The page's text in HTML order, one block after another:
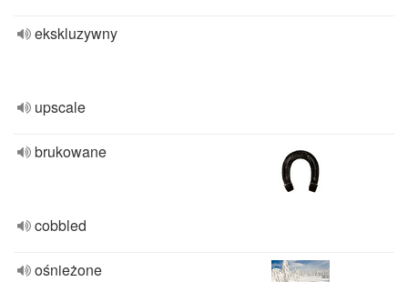
ekskluzywny
upscale
brukowane
cobbled
ośnieżone